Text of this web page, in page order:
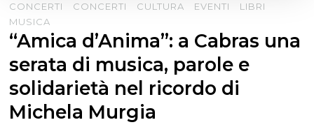
CONCERTI CONCERTI CULTURA EVENTI
LIBRI
MUSICA
“Amica d’Anima”: a Cabras una
serata di musica, parole e
solidarietà nel ricordo di
Michela Murgia